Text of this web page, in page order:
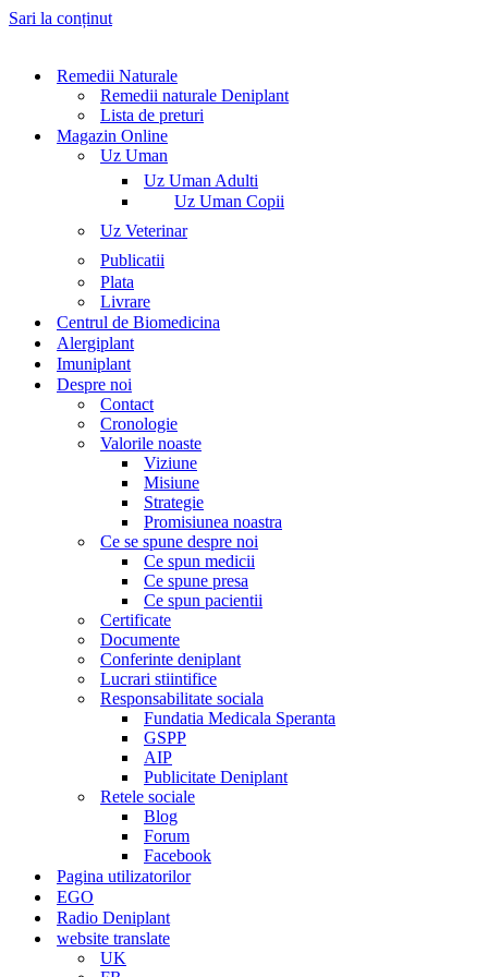
Sari la conținut
Remedii Naturale
Remedii naturale Deniplant
Lista de preturi
Magazin Online
Uz Uman
Uz Uman Adulti
Uz Uman Copii
Uz Veterinar
Publicatii
Plata
Livrare
Centrul de Biomedicina
Alergiplant
Imuniplant
Despre noi
Contact
Cronologie
Valorile noaste
Viziune
Misiune
Strategie
Promisiunea noastra
Ce se spune despre noi
Ce spun medicii
Ce spune presa
Ce spun pacientii
Certificate
Documente
Conferinte deniplant
Lucrari stiintifice
Responsabilitate sociala
Fundatia Medicala Speranta
GSPP
AIP
Publicitate Deniplant
Retele sociale
Blog
Forum
Facebook
Pagina utilizatorilor
EGO
Radio Deniplant
website translate
UK